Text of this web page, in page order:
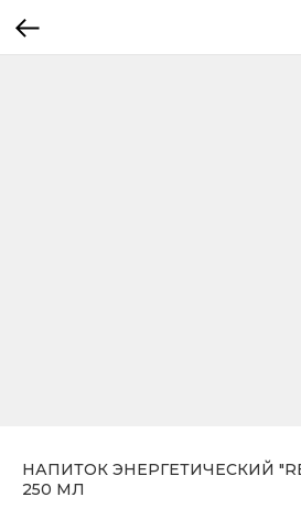
НАПИТОК ЭНЕРГЕТИЧЕСКИЙ
250 МЛ